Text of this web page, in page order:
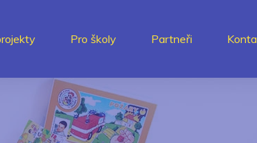
Pro školy Partneři